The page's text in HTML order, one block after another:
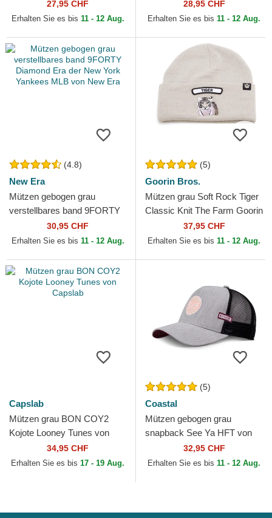
New York Yankees MLB von
47 Brand
27,95 CHF
Erhalten Sie es bis 11 - 12 Aug.
Tonal der New York Yankees
MLB von New Era
28,95 CHF
Erhalten Sie es bis 11 - 12 Aug.
(4.8)
New Era
Mützen gebogen grau
verstellbares band 9FORTY
Diamond Era der New York
Yankees MLB von New Era
30,95 CHF
Erhalten Sie es bis 11 - 12 Aug.
(5)
Goorin Bros.
Mützen grau Soft Rock Tiger
Classic Knit The Farm Goorin
37,95 CHF
Erhalten Sie es bis 11 - 12 Aug.
Capslab
Mützen grau BON COY2
Kojote Looney Tunes von
34,95 CHF
Erhalten Sie es bis 17 - 19 Aug.
(5)
Coastal
Mützen gebogen grau
snapback See Ya HFT von
32,95 CHF
Erhalten Sie es bis 11 - 12 Aug.